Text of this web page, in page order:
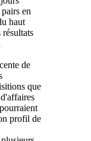
en
haut
de
que
profil de